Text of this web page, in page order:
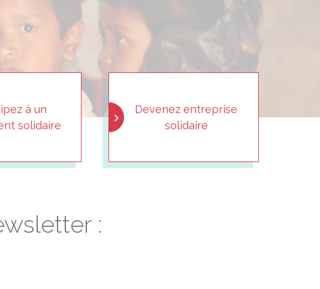
à un
solidaire
Devenez entreprise
solidaire
: